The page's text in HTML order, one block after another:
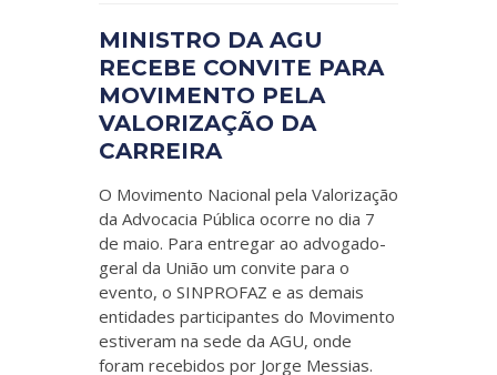
MINISTRO DA AGU
RECEBE CONVITE PARA
MOVIMENTO PELA
VALORIZAÇÃO DA
CARREIRA
O Movimento Nacional pela Valorização
da Advocacia Pública ocorre no dia 7
de maio. Para entregar ao advogado-
geral da União um convite para o
evento, o SINPROFAZ e as demais
entidades participantes do Movimento
estiveram na sede da AGU, onde
foram recebidos por Jorge Messias.